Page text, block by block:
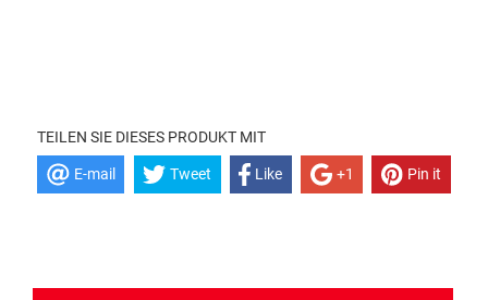
TEILEN SIE DIESES PRODUKT MIT
E-mail Tweet Like +1 Pin it